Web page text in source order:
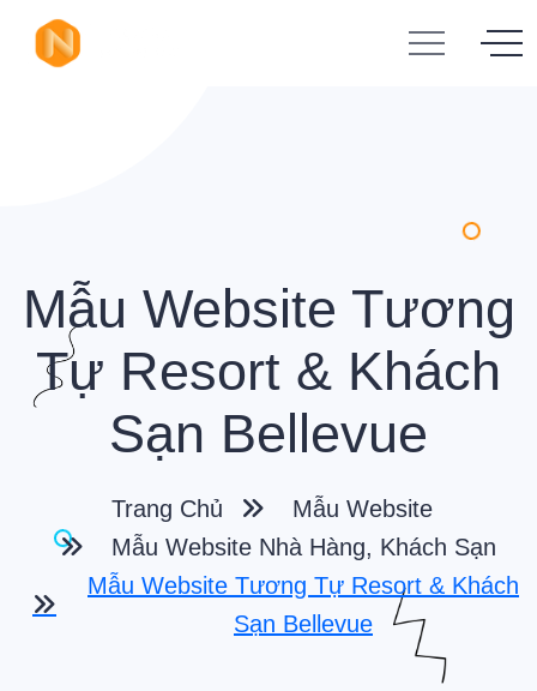
Mẫu Website Tương
Tự Resort & Khách
Sạn Bellevue
Trang Chủ
Mẫu Website
Mẫu Website Nhà Hàng, Khách Sạn
Mẫu Website Tương Tự Resort & Khách
Sạn Bellevue